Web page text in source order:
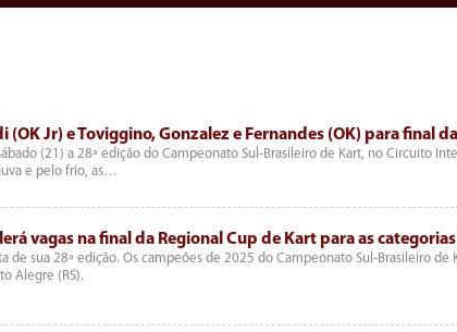
Jr) e Toviggino, Gonzalez e Fernandes (OK) para final
(21) a 28ª edição do Campeonato Sul-Brasileiro de Kart, no Circuito
e pelo frio, as…
vagas na final da Regional Cup de Kart para as categorias
sua 28ª edição. Os campeões de 2025 do Campeonato Sul-Brasileiro de
Alegre (RS).